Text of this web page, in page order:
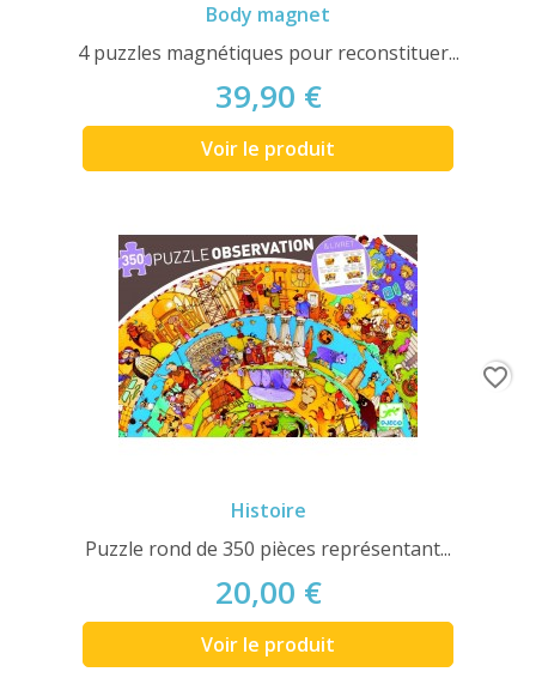
Body magnet
4 puzzles magnétiques pour reconstituer...
39,90 €
Voir le produit
Histoire
Puzzle rond de 350 pièces représentant...
20,00 €
Voir le produit
favorite_border